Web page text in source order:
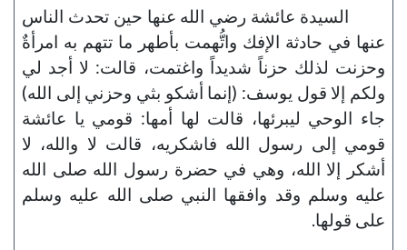
السيدة عائشة رضي الله عنها حين تحدث الناس
عنها في حادثة الإفك واتُّهمت بأطهر ما تتهم به امرأةٌ
وحزنت لذلك حزناً شديداً واغتمت، قالت: لا أجد لي
ولكم إلا قول يوسف: (إنما أشكو بثي وحزني إلى الله)
جاء الوحي ليبرئها، قالت لها أمها: قومي يا عائشة
قومي إلى رسول الله فاشكريه، قالت لا والله، لا
أشكر إلا الله، وهي في حضرة رسول الله صلى الله
عليه وسلم وقد وافقها النبي صلى الله عليه وسلم
على قولها.